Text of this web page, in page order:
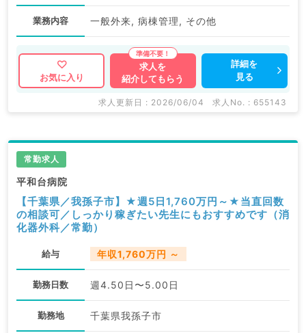
業務内容 一般外来, 病棟管理, その他
お気に入り
求人を
紹介してもらう
詳細を
見る
求人更新日 : 2026/06/04 求人No. : 655143
常勤求人
平和台病院
【千葉県／我孫子市】★週5日1,760万円～★当直回数
の相談可／しっかり稼ぎたい先生にもおすすめです（消
化器外科／常勤）
給与 年収1,760万円 ～
勤務日数 週4.50日〜5.00日
勤務地 千葉県我孫子市